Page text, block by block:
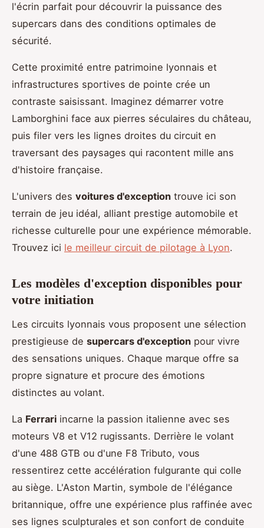
l'écrin parfait pour découvrir la puissance des
supercars dans des conditions optimales de
sécurité.
Cette proximité entre patrimoine lyonnais et
infrastructures sportives de pointe crée un
contraste saisissant. Imaginez démarrer votre
Lamborghini face aux pierres séculaires du château,
puis filer vers les lignes droites du circuit en
traversant des paysages qui racontent mille ans
d'histoire française.
L'univers des voitures d'exception trouve ici son
terrain de jeu idéal, alliant prestige automobile et
richesse culturelle pour une expérience mémorable.
Trouvez ici le meilleur circuit de pilotage à Lyon.
Les modèles d'exception disponibles pour
votre initiation
Les circuits lyonnais vous proposent une sélection
prestigieuse de supercars d'exception pour vivre
des sensations uniques. Chaque marque offre sa
propre signature et procure des émotions
distinctes au volant.
La Ferrari incarne la passion italienne avec ses
moteurs V8 et V12 rugissants. Derrière le volant
d'une 488 GTB ou d'une F8 Tributo, vous
ressentirez cette accélération fulgurante qui colle
au siège. L'Aston Martin, symbole de l'élégance
britannique, offre une expérience plus raffinée avec
ses lignes sculpturales et son confort de conduite